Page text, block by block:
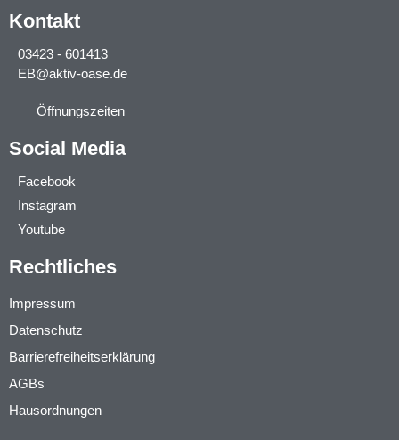
Kontakt
03423 - 601413
EB@aktiv-oase.de
Öffnungszeiten
Social Media
Facebook
Instagram
Youtube
Rechtliches
Impressum
Datenschutz
Barrierefreiheitserklärung
AGBs
Hausordnungen